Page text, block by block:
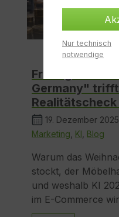
Frostiges
Germany"
19. Dezember 2025
Marketing KI Blog
Warum das
stockt, der
und weshalb KI
im E-Commerce
Nur technisch
notwendige